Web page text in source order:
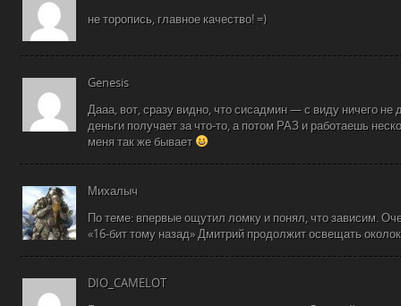
не торопись, главное качество! =)
Genesis
Дааа, вот, сразу видно, что сисадмин — с виду ничего не
деньги получает за что-то, а потом РАЗ и работаешь
меня так же бывает
Михалыч
По теме: впервые ощутил ломку и понял, что зависим.
«16-бит тому назад» Дмитрий продолжит освещать
DIO_CAMELOT